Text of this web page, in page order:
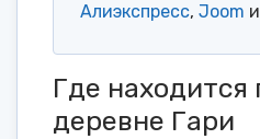
Алиэкспресс, Joom и
Где находится
деревне Гари